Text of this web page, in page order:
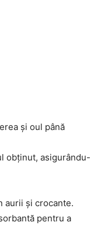
și oul până
obținut, asigurându-
aurii și crocante.
pentru a